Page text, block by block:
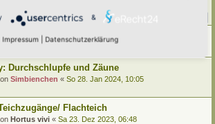
! Bitte nehmt Rücksicht !
Durchschlupfe und Zäune
Simbienchen « So 28. Jan 2024, 10:05
Flachteich
Hortus vivi « Sa 23. Dez 2023, 06:48
&
Impressum Datenschutzerklärung